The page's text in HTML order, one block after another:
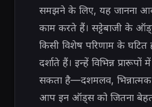
समझने के लिए, यह जानना
काम करते हैं। सट्टेबाजी के
किसी विशेष परिणाम के घटित
दर्शाते हैं। इन्हें विभिन्न प्रारूपों
सकता है—दशमलव, भिन्नात्मक
आप इन ऑड्स को जितना